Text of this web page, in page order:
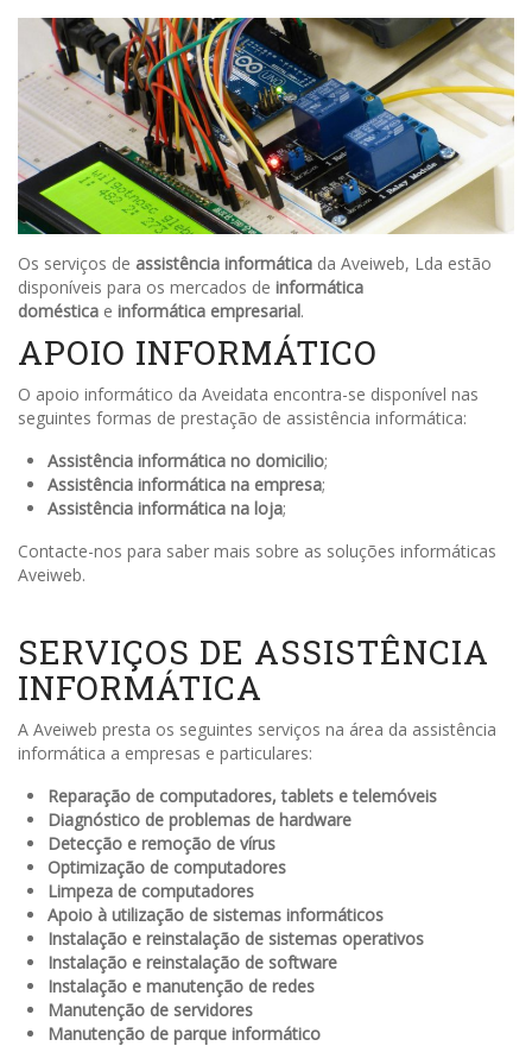
Os serviços de assistência informática da Aveiweb, Lda estão
disponíveis para os mercados de informática
doméstica e informática empresarial.
APOIO INFORMÁTICO
O apoio informático da Aveidata encontra-se disponível nas
seguintes formas de prestação de assistência informática:
Assistência informática no domicilio;
Assistência informática na empresa;
Assistência informática na loja;
Contacte-nos para saber mais sobre as soluções informáticas
Aveiweb.
SERVIÇOS DE ASSISTÊNCIA
INFORMÁTICA
A Aveiweb presta os seguintes serviços na área da assistência
informática a empresas e particulares:
Reparação de computadores, tablets e telemóveis
Diagnóstico de problemas de hardware
Detecção e remoção de vírus
Optimização de computadores
Limpeza de computadores
Apoio à utilização de sistemas informáticos
Instalação e reinstalação de sistemas operativos
Instalação e reinstalação de software
Instalação e manutenção de redes
Manutenção de servidores
Manutenção de parque informático